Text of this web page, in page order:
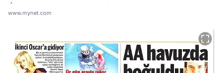
www.mynet.com